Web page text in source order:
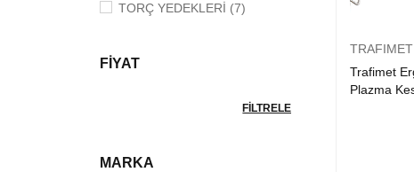
TORÇ YEDEKLERİ (7)
FİYAT
FILTRELE
MARKA
TRAFIMET
Trafimet
Plazma